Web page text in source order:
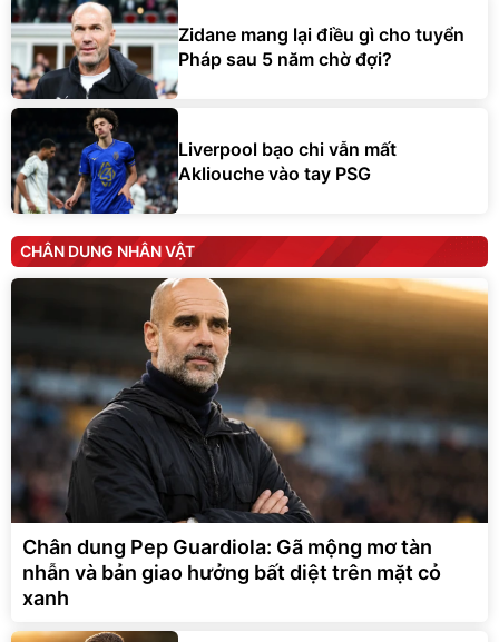
Zidane mang lại điều gì cho tuyển
Pháp sau 5 năm chờ đợi?
Liverpool bạo chi vẫn mất
Akliouche vào tay PSG
CHÂN DUNG NHÂN VẬT
Chân dung Pep Guardiola: Gã mộng mơ tàn
nhẫn và bản giao hưởng bất diệt trên mặt cỏ
xanh